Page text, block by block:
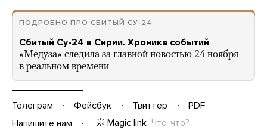
ПОДРОБНО ПРО СБИТЫЙ СУ-24
Сбитый Су-24 в Сирии. Хроника событий
«Медуза» следила за главной новостью 24 ноября
в реальном времени
Телеграм Фейсбук Твиттер
PDF
Напишите нам
Magic link Что-что?